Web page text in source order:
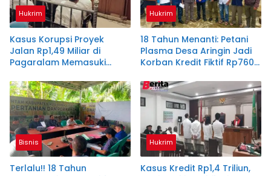
Hukrim
Kasus Korupsi Proyek
Jalan Rp1,49 Miliar di
Pagaralam Memasuki
Terdakwa Dituntut 2,5
Tahun Penjara
Hukrim
18 Tahun Menanti: Petani
Plasma Desa Aringin Jadi
Korban Kredit Fiktif Rp760
Bisnis
Terlalu!! 18 Tahun
Hukrim
Kasus Kredit Rp1,4 Triliun,